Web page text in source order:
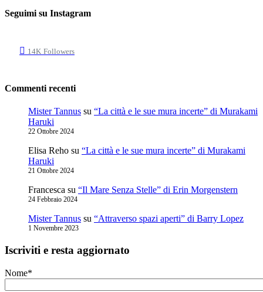
Seguimi su Instagram
14K Followers
Commenti recenti
Mister Tannus su “La città e le sue mura incerte” di Murakami
Haruki
22 Ottobre 2024
Elisa Reho su “La città e le sue mura incerte” di Murakami
Haruki
21 Ottobre 2024
Francesca su “Il Mare Senza Stelle” di Erin Morgenstern
24 Febbraio 2024
Mister Tannus su “Attraverso spazi aperti” di Barry Lopez
1 Novembre 2023
Iscriviti e resta aggiornato
Nome*